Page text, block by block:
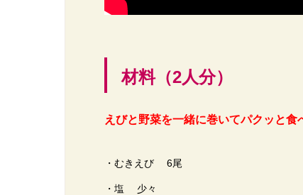
材料（2人分）
えびと野菜を一緒に巻いてパクッと
・むきえび 6尾
・塩 少々